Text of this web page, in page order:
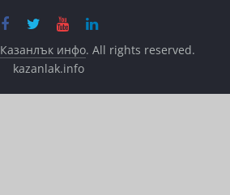
Казанлък инфо. All rights reserved.
kazanlak.info